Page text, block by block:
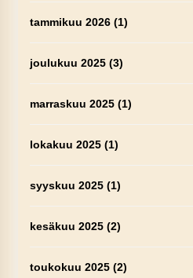
tammikuu 2026(1)
joulukuu 2025(3)
marraskuu 2025(1)
lokakuu 2025(1)
syyskuu 2025(1)
kesäkuu 2025(2)
toukokuu 2025(2)